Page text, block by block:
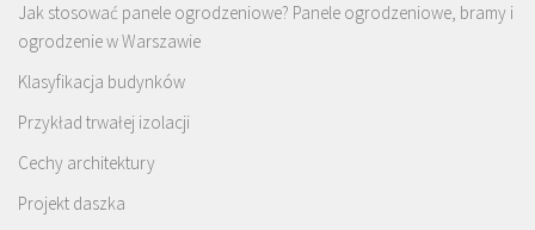
Jak stosować panele ogrodzeniowe? Panele ogrodzeniowe, bramy i
ogrodzenie w Warszawie
Klasyfikacja budynków
Przykład trwałej izolacji
Cechy architektury
Projekt daszka